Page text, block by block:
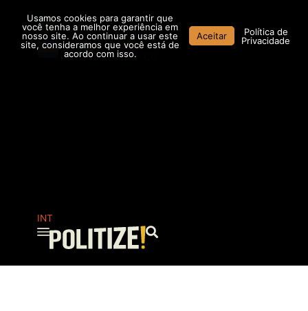
conteúdo
AR MX
INT
Pesquisar
Usamos cookies para garantir que
você tenha a melhor experiência em
nosso site. Ao continuar a usar este
site, consideramos que você está de
acordo com isso.
Aceitar
Política de
Privacidade